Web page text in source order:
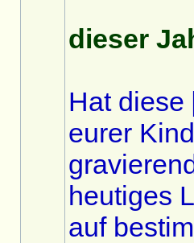
dieser
Hat diese
eurer
heutiges
auf